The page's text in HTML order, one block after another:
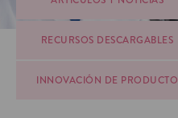
RECURSOS DESCARGABLES
INNOVACIÓN DE PRODUCTO